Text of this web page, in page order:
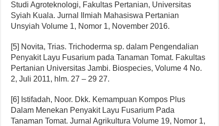
Studi Agroteknologi, Fakultas Pertanian, Universitas
Syiah Kuala. Jurnal Ilmiah Mahasiswa Pertanian
Unsyiah Volume 1, Nomor 1, November 2016.
[5] Novita, Trias. Trichoderma sp. dalam Pengendalian
Penyakit Layu Fusarium pada Tanaman Tomat. Fakultas
Pertanian Universitas Jambi. Biospecies, Volume 4 No.
2, Juli 2011, hlm. 27 – 29 27.
[6] Istifadah, Noor. Dkk. Kemampuan Kompos Plus
Dalam Menekan Penyakit Layu Fusarium Pada
Tanaman Tomat. Jurnal Agrikultura Volume 19, Nomor 1,